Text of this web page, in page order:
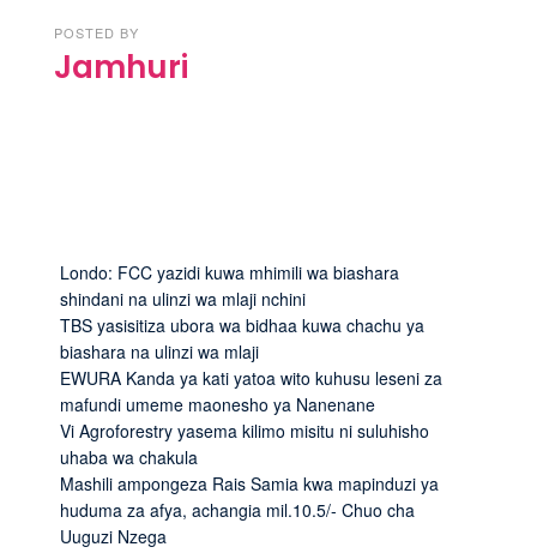
POSTED BY
Jamhuri
Londo: FCC yazidi kuwa mhimili wa biashara
shindani na ulinzi wa mlaji nchini
TBS yasisitiza ubora wa bidhaa kuwa chachu ya
biashara na ulinzi wa mlaji
EWURA Kanda ya kati yatoa wito kuhusu leseni za
mafundi umeme maonesho ya Nanenane
Vi Agroforestry yasema kilimo misitu ni suluhisho
uhaba wa chakula
Mashili ampongeza Rais Samia kwa mapinduzi ya
huduma za afya, achangia mil.10.5/- Chuo cha
Uuguzi Nzega